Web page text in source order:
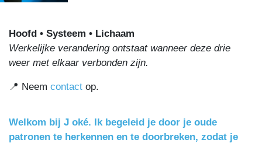
Hoofd • Systeem • Lichaam
Werkelijke verandering ontstaat wanneer deze drie
weer met elkaar verbonden zijn.
📍 Neem contact op.
Welkom bij J oké. Ik begeleid je door je oude
patronen te herkennen en te doorbreken, zodat je